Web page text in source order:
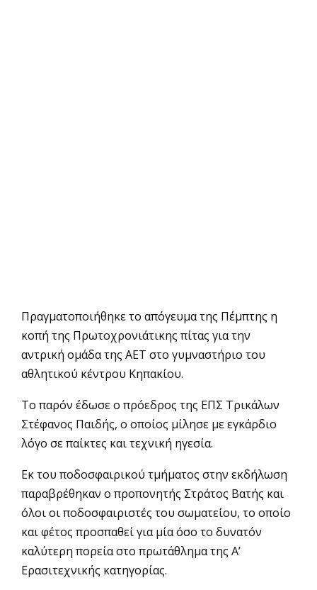
Πραγματοποιήθηκε το απόγευμα της Πέμπτης η
κοπή της Πρωτοχρονιάτικης πίτας για την
αντρική ομάδα της ΑΕΤ στο γυμναστήριο του
αθλητικού κέντρου Κηπακίου.
Το παρόν έδωσε ο πρόεδρος της ΕΠΣ Τρικάλων
Στέφανος Παιδής, ο οποίος μίλησε με εγκάρδιο
λόγο σε παίκτες και τεχνική ηγεσία.
Εκ του ποδοσφαιρικού τμήματος στην εκδήλωση
παραβρέθηκαν ο προπονητής Στράτος Βατής και
όλοι οι ποδοσφαιριστές του σωματείου, το οποίο
και φέτος προσπαθεί για μία όσο το δυνατόν
καλύτερη πορεία στο πρωτάθλημα της Α’
Ερασιτεχνικής κατηγορίας.